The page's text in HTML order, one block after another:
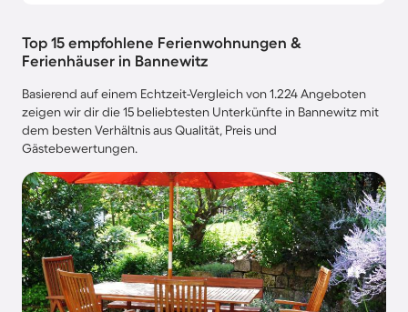
Top 15 empfohlene Ferienwohnungen &
Ferienhäuser in Bannewitz
Basierend auf einem Echtzeit-Vergleich von 1.224 Angeboten
zeigen wir dir die 15 beliebtesten Unterkünfte in Bannewitz mit
dem besten Verhältnis aus Qualität, Preis und
Gästebewertungen.